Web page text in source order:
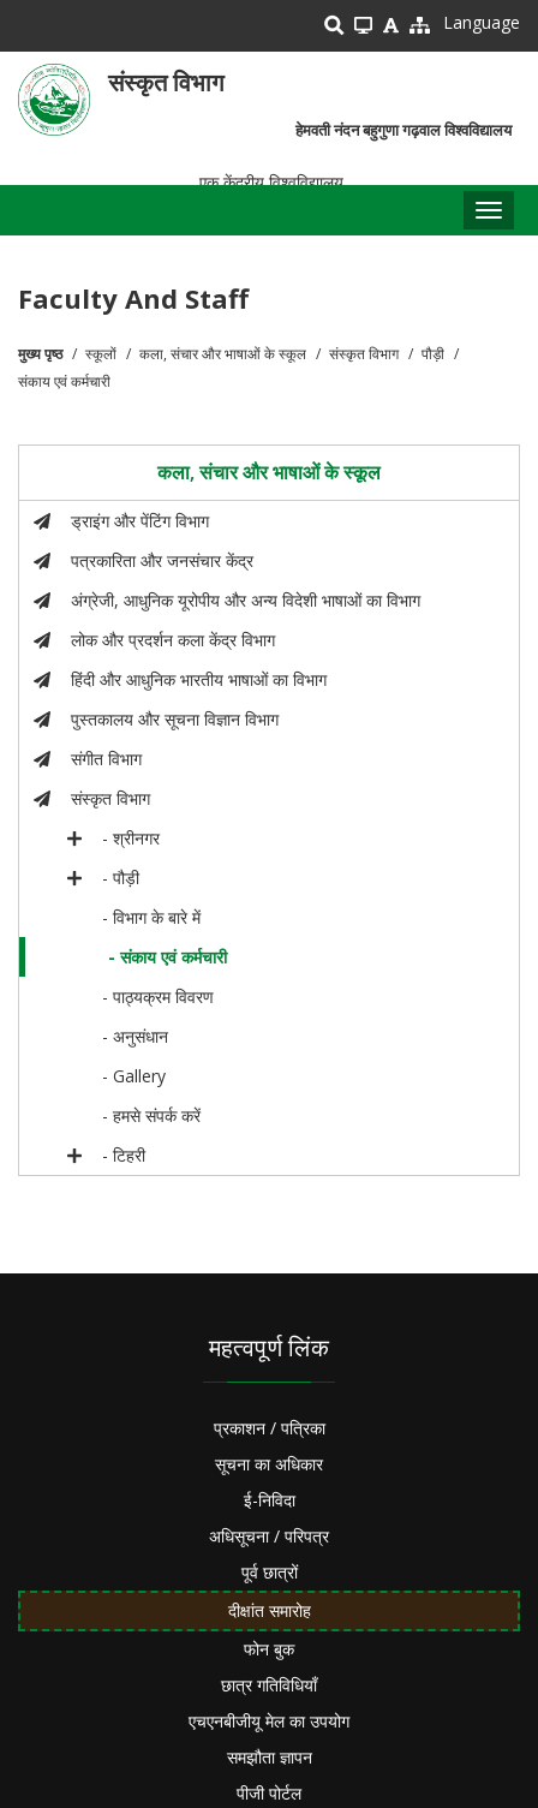
main
content
Language
संस्कृत विभाग
हेमवती नंदन बहुगुणा गढ़वाल विश्वविद्यालय
एक केंद्रीय विश्वविद्यालय
Faculty And Staff
पग
मुख्य पृष्ठ स्कूलों कला, संचार और भाषाओं के स्कूल संस्कृत विभाग
पौड़ी
संकाय एवं कर्मचारी
कला, संचार और भाषाओं के स्कूल
ड्राइंग और पेंटिंग विभाग
पत्रकारिता और जनसंचार केंद्र
अंग्रेजी, आधुनिक यूरोपीय और अन्य विदेशी भाषाओं का विभाग
लोक और प्रदर्शन कला केंद्र विभाग
हिंदी और आधुनिक भारतीय भाषाओं का विभाग
पुस्तकालय और सूचना विज्ञान विभाग
संगीत विभाग
संस्कृत विभाग
- श्रीनगर
- पौड़ी
- विभाग के बारे में
- संकाय एवं कर्मचारी
- पाठ्यक्रम विवरण
- अनुसंधान
- Gallery
- हमसे संपर्क करें
- टिहरी
महत्वपूर्ण लिंक
प्रकाशन / पत्रिका
सूचना का अधिकार
ई-निविदा
अधिसूचना / परिपत्र
पूर्व छात्रों
दीक्षांत समारोह
फोन बुक
छात्र गतिविधियाँ
एचएनबीजीयू मेल का उपयोग
समझौता ज्ञापन
पीजी पोर्टल